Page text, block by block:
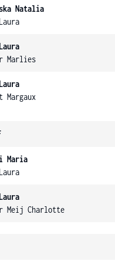
Natalia
Marlies
Margaux
Maria
Meij Charlotte